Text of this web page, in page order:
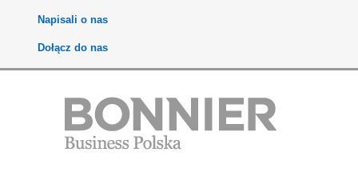
Napisali o nas
Dołącz do nas